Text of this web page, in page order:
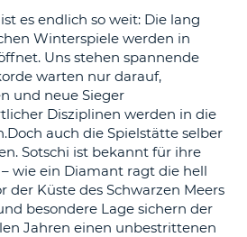
es endlich so weit: Die lang
Winterspiele werden in
Uns stehen spannende
warten nur darauf,
und neue Sieger
Disziplinen werden in die
auch die Spielstätte selber
Sotschi ist bekannt für ihre
wie ein Diamant ragt die hell
der Küste des Schwarzen Meers
besondere Lage sichern der
Jahren einen unbestrittenen